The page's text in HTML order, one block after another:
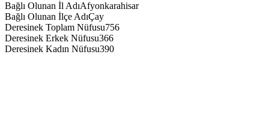
Bağlı Olunan İl AdıAfyonkarahisar
Bağlı Olunan İlçe AdıÇay
Deresinek Toplam Nüfusu756
Deresinek Erkek Nüfusu366
Deresinek Kadın Nüfusu390